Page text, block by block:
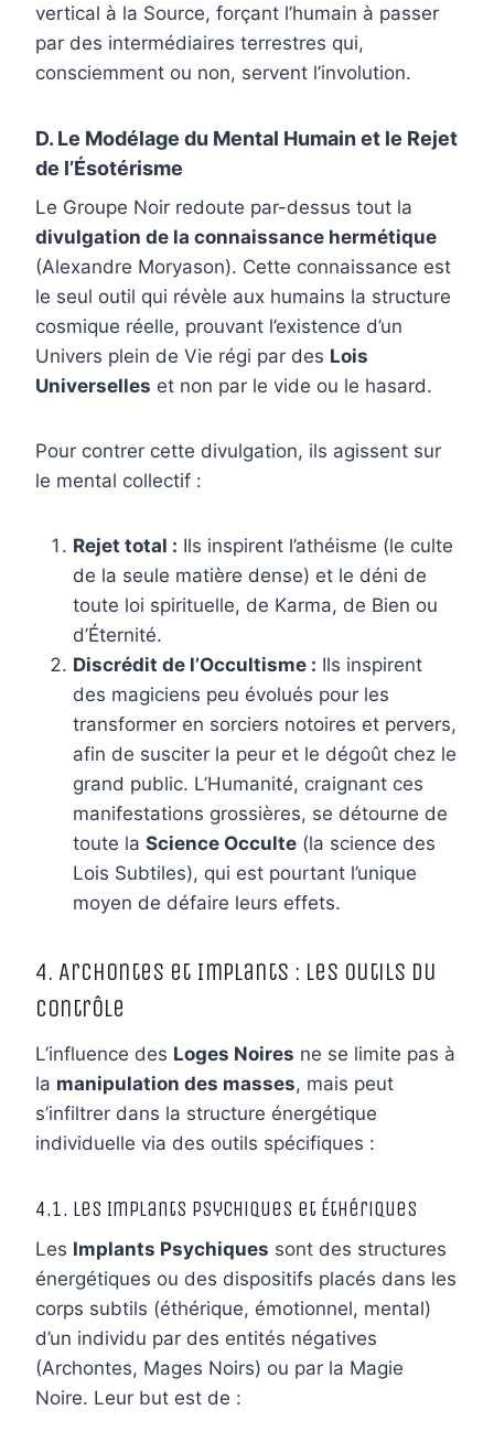
vertical à la Source, forçant l’humain à passer
par des intermédiaires terrestres qui,
consciemment ou non, servent l’involution.
D. Le Modélage du Mental Humain et le Rejet
de l’Ésotérisme
Le Groupe Noir redoute par-dessus tout la
divulgation de la connaissance hermétique
(Alexandre Moryason). Cette connaissance est
le seul outil qui révèle aux humains la structure
cosmique réelle, prouvant l’existence d’un
Univers plein de Vie régi par des Lois
Universelles et non par le vide ou le hasard.
Pour contrer cette divulgation, ils agissent sur
le mental collectif :
Rejet total : Ils inspirent l’athéisme (le culte
de la seule matière dense) et le déni de
toute loi spirituelle, de Karma, de Bien ou
d’Éternité.
Discrédit de l’Occultisme : Ils inspirent
des magiciens peu évolués pour les
transformer en sorciers notoires et pervers,
afin de susciter la peur et le dégoût chez le
grand public. L’Humanité, craignant ces
manifestations grossières, se détourne de
toute la Science Occulte (la science des
Lois Subtiles), qui est pourtant l’unique
moyen de défaire leurs effets.
4. Archontes et Implants : Les Outils du
Contrôle
L’influence des Loges Noires ne se limite pas à
la manipulation des masses, mais peut
s’infiltrer dans la structure énergétique
individuelle via des outils spécifiques :
4.1. Les Implants Psychiques et Éthériques
Les Implants Psychiques sont des structures
énergétiques ou des dispositifs placés dans les
corps subtils (éthérique, émotionnel, mental)
d’un individu par des entités négatives
(Archontes, Mages Noirs) ou par la Magie
Noire. Leur but est de :